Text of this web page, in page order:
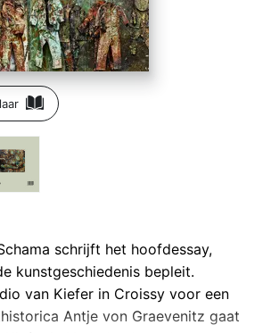
schrijft het hoofdessay,
kunstgeschiedenis bepleit.
van Kiefer in Croissy voor een
Antje von Graevenitz gaat